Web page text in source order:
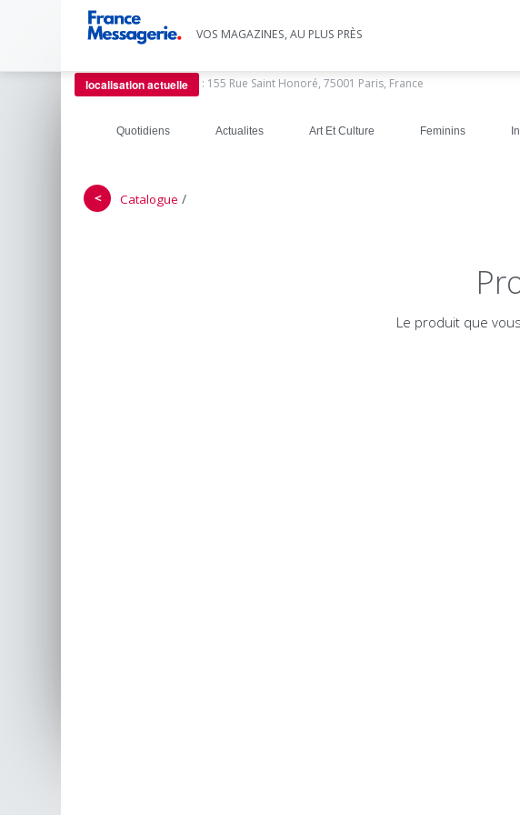
VOS MAGAZINES, AU PLUS PRÈS
localisation actuelle : 155 Rue Saint Honoré, 75001 Paris, France
Quotidiens Actualites Art Et Culture Feminins
＜ Catalogue /
Le produit que